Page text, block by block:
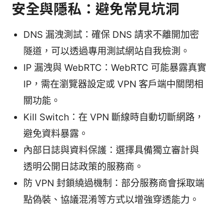
安全與隱私：避免常見坑洞
DNS 漏洩測試：確保 DNS 請求不離開加密
隧道，可以透過專用測試網站自我檢測。
IP 漏洩與 WebRTC：WebRTC 可能暴露真實
IP，需在瀏覽器設定或 VPN 客戶端中關閉相
關功能。
Kill Switch：在 VPN 斷線時自動切斷網路，
避免資料暴露。
內部日誌與資料保護：選擇具備獨立審計與
透明公開日誌政策的服務商。
防 VPN 封鎖繞過機制：部分服務商會採取端
點偽裝、協議混淆等方式以增強穿透能力。